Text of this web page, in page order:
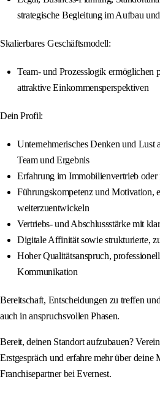
strategische Begleitung im Aufbau
Skalierbares Geschäftsmodell:
Team- und Prozesslogik ermöglichen
attraktive Einkommensperspektiven
Dein Profil:
Unternehmerisches Denken und Lust
Team und Ergebnis
Erfahrung im Immobilienvertrieb
Führungskompetenz und Motivation,
weiterzuentwickeln
Vertriebs- und Abschlussstärke mit
Digitale Affinität sowie strukturierte,
Hoher Qualitätsanspruch,
Kommunikation
Bereitschaft, Entscheidungen zu treffen
auch in anspruchsvollen Phasen.
Bereit, deinen Standort aufzubauen?
Erstgespräch und erfahre mehr über deine
Franchisepartner bei Evernest.